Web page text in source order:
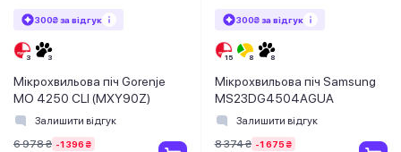
300₴ за відгук
Мікрохвильова піч Gorenje
MO 4250 CLI (MXY90Z)
Залишити відгук
6 978 ₴ -1 396 ₴
300₴ за відгук
Мікрохвильова піч Samsung
MS23DG4504AGUA
Залишити відгук
8 374 ₴ -1 675 ₴